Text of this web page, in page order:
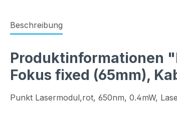
Beschreibung
Produktinformationen
Fokus fixed (65mm),
Punkt Lasermodul,rot, 650nm, 0.4mW,